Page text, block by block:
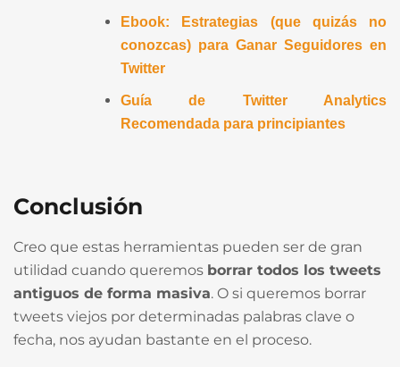
Ebook: Estrategias (que quizás no
conozcas) para Ganar Seguidores en
Twitter
Guía de Twitter Analytics
Recomendada para principiantes
Conclusión
Creo que estas herramientas pueden ser de gran
utilidad cuando queremos borrar todos los tweets
antiguos de forma masiva. O si queremos borrar
tweets viejos por determinadas palabras clave o
fecha, nos ayudan bastante en el proceso.